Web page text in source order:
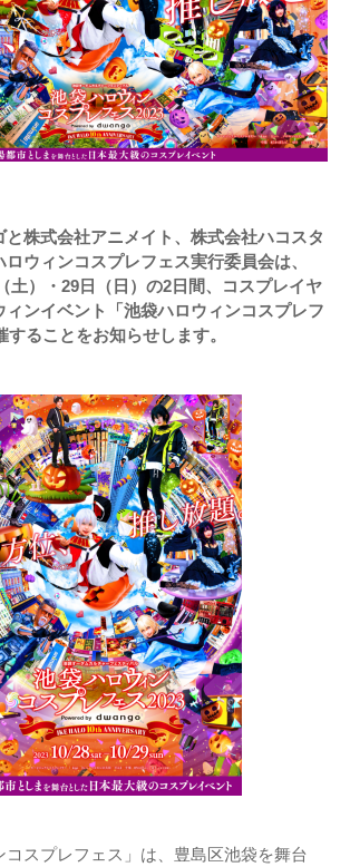
と株式会社アニメイト、株式会社ハコスタ
ウィンコスプレフェス実行委員会は、
土）・29日（日）の2日間、コスプレイヤ
ィンイベント「池袋ハロウィンコスプレフ
することをお知らせします。
コスプレフェス」は、豊島区池袋を舞台